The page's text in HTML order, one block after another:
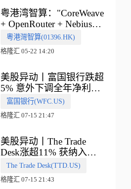
粤港湾智算："CoreWeave
+ OpenRouter + Nebius"
多向融合的中国智算新范
式
粵港灣智算(01396.HK)
格隆汇 05-22 14:20
美股异动丨富国银行跌超
5% 意外下调全年净利息
收入指引
富国银行(WFC.US)
格隆汇 07-15 21:47
美股异动丨The Trade
Desk涨超11% 获纳入标
普500指数
The Trade Desk(TTD.US)
格隆汇 07-15 21:43